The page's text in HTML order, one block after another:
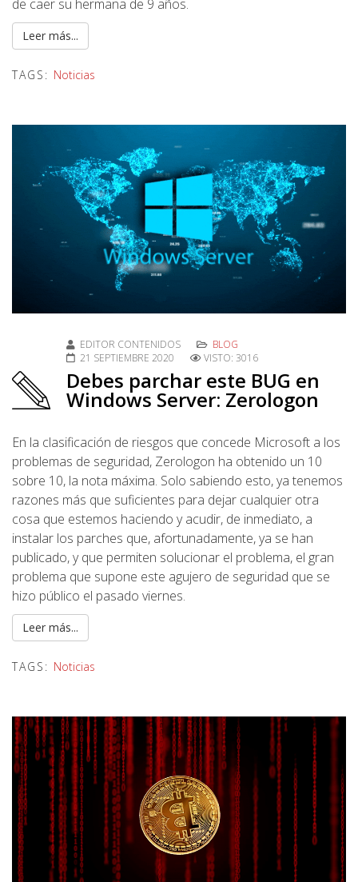
de caer su hermana de 9 años.
Leer más...
TAGS: Noticias
EDITOR CONTENIDOS
BLOG
21 SEPTIEMBRE 2020
VISTO: 3016
Debes parchar este BUG en
Windows Server: Zerologon
En la clasificación de riesgos que concede Microsoft a los
problemas de seguridad, Zerologon ha obtenido un 10
sobre 10, la nota máxima. Solo sabiendo esto, ya tenemos
razones más que suficientes para dejar cualquier otra
cosa que estemos haciendo y acudir, de inmediato, a
instalar los parches que, afortunadamente, ya se han
publicado, y que permiten solucionar el problema, el gran
problema que supone este agujero de seguridad que se
hizo público el pasado viernes.
Leer más...
TAGS: Noticias